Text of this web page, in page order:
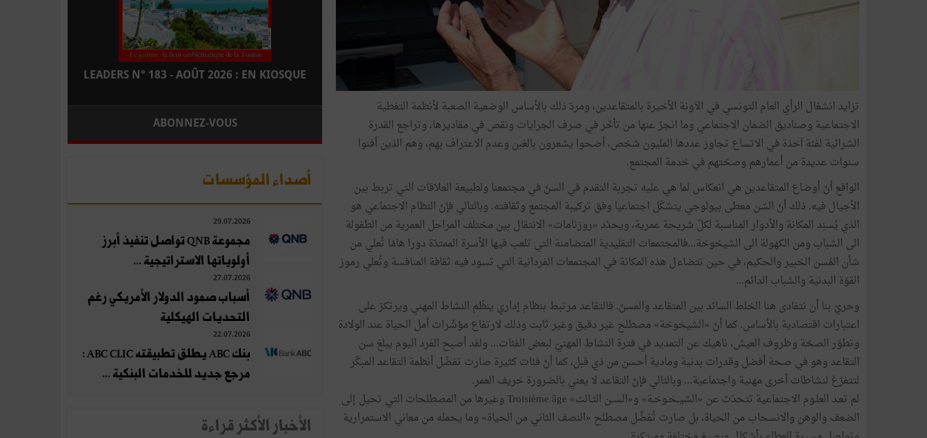
تزايد انشغال الرأي العام التونسي في الآونة الأخيرة بالمتقاعدين، ومردّ ذلك بالأساس الوضعية الصعبة لأنظمة التغطية
الاجتماعية وصناديق الضمان الاجتماعي وما انجرّ عنها من تأخّر في صرف الجرايات ونقص في مقاديرها، وتراجع القدرة
الشرائية لفئة آخذة في الاتساع تجاوز عددها المليون شخص، أضحوا يشعرون بالغبن وعدم الاعتراف بهم، وهم الذين أفنوا
سنوات عديدة من أعمارهم وصحّتهم في خدمة المجتمع.
الواقع أنّ أوضاع المتقاعدين هي انعكاس لما هي عليه تجربة التقدم في السنّ في مجتمعنا ولطبيعة العلاقات التي تربط بين
الأجيال فيه. ذلك أنّ السّن معطى بيولوجي يتشكّل اجتماعيا وفق تركيبة المجتمع وثقافته. وبالتالي فإنّ النظام الاجتماعي هو
الذي يُسنِد المكانة والأدوار المناسبة لكلّ شريحة عمرية، ويحدّد «روزنامات» الانتقال بين مختلف المراحل العمرية من الطفولة
الى الشباب ومن الكهولة الى الشيخوخة...فالمجتمعات التقليدية المتضامنة التي تلعب فيها الأسرة الممتدّة دورا هامّا تُعلي من
شأن المُسن الخبير والحكيم، في حين تتضاءل هذه المكانة في المجتمعات الفردانية التي تسود فيه ثقافة المنافسة وتُعلي رموز
القوّة البدنية والشباب الدائم...
وحريّ بنا أن نتفادى هنا الخلط السائد بين المتقاعد والمسنّ. فالتقاعد مرتبط بنظام إداري ينظّم النشاط المهني ويرتكز على
اعتبارات اقتصادية بالأساس. كما أنّ «الشيخوخة» مصطلح غير دقيق وغير ثابت وذلك لارتفاع مؤشّرات أمل الحياة عند الولادة
وتطوّر الصحّة وظروف العيش، ناهيك عن التمديد في فترة النشاط المهنيّ لبعض الفئات... ولقد أصبح الفرد اليوم يبلغ سن
التقاعد وهو في صحة أفضل وقدرات بدنية ومادية أحسن من ذي قبل، كما أنّ فئات كثيرة صارت تفضّل أنظمة التقاعد المبكّر
لتتفرّغ لنشاطات أخرى مهنية واجتماعية... وبالتالي فإنّ التقاعد لا يعني بالضرورة خريف العمر.
لم تعـد العلـوم الاجتماعية تتحدّث عن «الشيــخـوخـة» و«الســن الثـالث» Troisième âge وغيرها من المصطلحات التي تحيل إلى
الضعف والوهن والانسحاب من الحياة، بل صارت تُفضِّل مصطلح «النصف الثاني من الحياة» وما يحمله من معاني الاستمرارية
LEADERS N° 183 - AOÛT 2026 : EN KIOSQUE
ABONNEZ-VOUS
أصداء المؤسسات
29.07.2026
مجموعة QNB تواصل تنفيذ أبرز
أولوياتها الاستراتيجية ...
27.07.2026
أسباب صمود الدولار الأمريكي رغم
التحديات الهيكلية
22.07.2026
بنك ABC يطلق تطبيقته ABC CLIC :
مرجع جديد للخدمات البنكية ...
الأخبار الأكثر قراءة